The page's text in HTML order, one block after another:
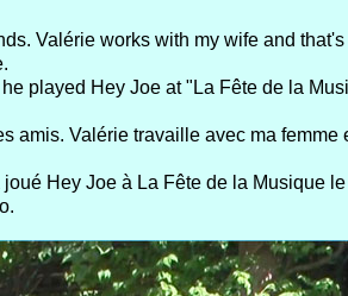
Valérie works with my wife and
played Hey Joe at "La Fête de la
amis. Valérie travaille avec ma
Hey Joe à La Fête de la Musique